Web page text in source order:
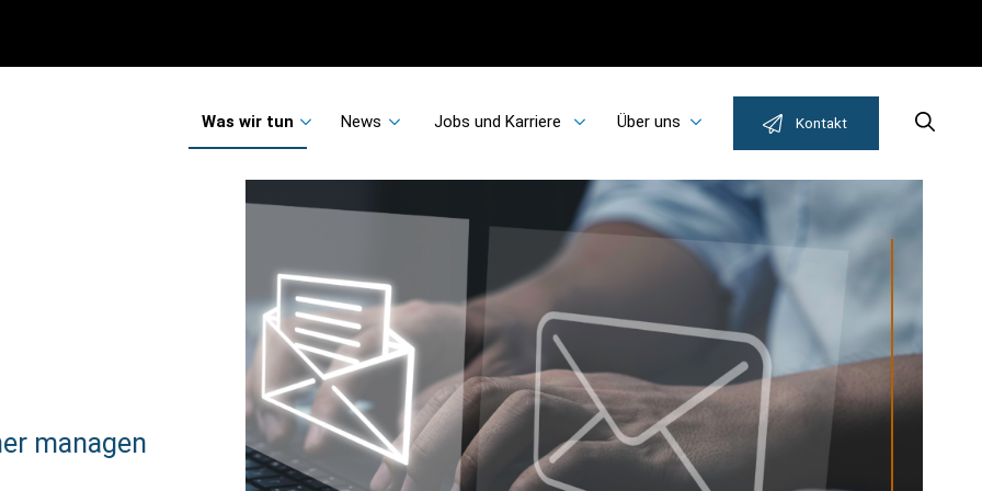
Was wir tun News Jobs und Karriere Über uns Kontakt Search
managen